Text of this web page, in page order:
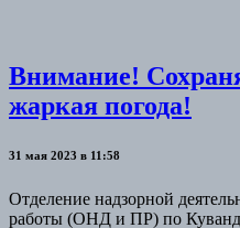
Внимание!
жаркая погода!
31 мая 2023 в 11:58
Отделение надзорной
работы (ОНД и ПР) по